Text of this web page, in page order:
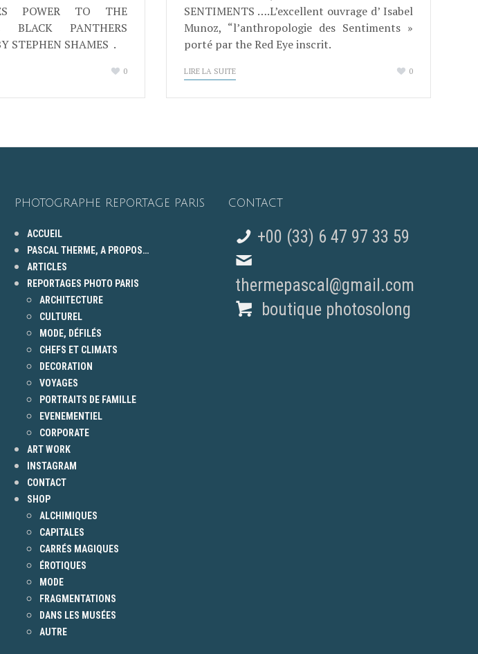
POWER TO THE
PANTHERS
STEPHEN SHAMES .
0
SENTIMENTS ….L’excellent ouvrage d’ Isabel
Munoz, “l’anthropologie des Sentiments »
porté par the Red Eye inscrit.
LIRE LA SUITE 0
PHOTOGRAPHE REPORTAGE PARIS
ACCUEIL
PASCAL THERME, A PROPOS…
ARTICLES
REPORTAGES PHOTO PARIS
ARCHITECTURE
CULTUREL
MODE, DÉFILÉS
CHEFS ET CLIMATS
DECORATION
VOYAGES
PORTRAITS DE FAMILLE
EVENEMENTIEL
CORPORATE
ART WORK
INSTAGRAM
CONTACT
SHOP
ALCHIMIQUES
CAPITALES
CARRÉS MAGIQUES
ÉROTIQUES
MODE
FRAGMENTATIONS
DANS LES MUSÉES
AUTRE
CONTACT
+00 (33) 6 47 97 33 59
thermepascal@gmail.com
boutique photosolong